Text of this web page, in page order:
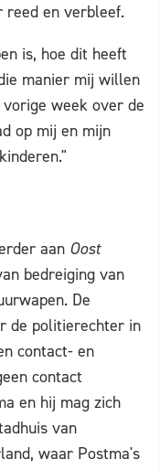
reed en verbleef.
is, hoe dit heeft
manier mij willen
week over de
op mij en mijn
aan Oost
bedreiging van
De
de politierechter in
contact- en
contact
en hij mag zich
van
waar Postma's